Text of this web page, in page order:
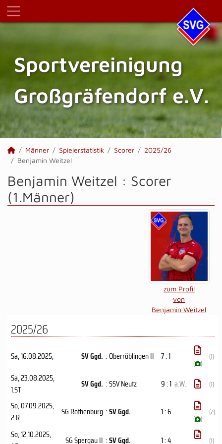
Sportvereinigung
Großgräfendorf e.V.
Männer Spielerstatistik Scorer
2025/26
Benjamin Weitzel
Benjamin Weitzel : Scorer
(1.Männer)
zum Profil
von
Benjamin Weitzel
2025/26
Sa, 16.08.2025, SV Ggd. :Oberröblingen II 7 : 1
( )
(1)
Sa, 23.08.2025,
1.ST
SV Ggd. :SSV Neutz 9 : 1 a.W. (1)
So, 07.09.2025,
2.R
SG Rothenburg :SV Ggd. 1 : 6
( )
(2)
So, 12.10.2025,
SG Spergau II :SV Ggd. 1 : 4 (1)